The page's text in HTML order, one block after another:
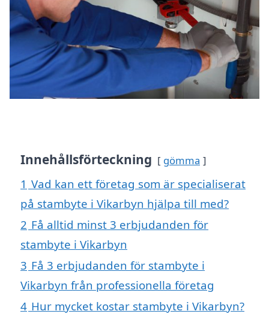
Innehållsförteckning gömma
1 Vad kan ett företag som är specialiserat
på stambyte i Vikarbyn hjälpa till med?
2 Få alltid minst 3 erbjudanden för
stambyte i Vikarbyn
3 Få 3 erbjudanden för stambyte i
Vikarbyn från professionella företag
4 Hur mycket kostar stambyte i Vikarbyn?